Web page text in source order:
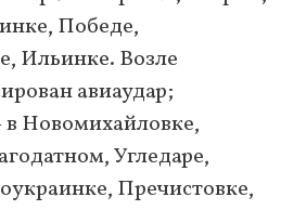
Победе,
Ильинке. Возле
авиаудар;
Новомихайловке,
Угледаре,
Пречистовке,